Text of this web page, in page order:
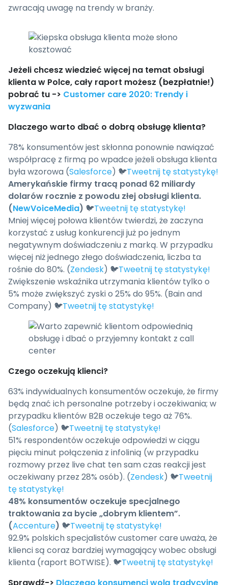
zwracają uwagę na trendy w branży.
Jeżeli chcesz wiedzieć więcej na temat obsługi
klienta w Polce, cały raport możesz (bezpłatnie!)
pobrać tu -> Customer care 2020: Trendy i
wyzwania
Dlaczego warto dbać o dobrą obsługę klienta?
78% konsumentów jest skłonna ponownie nawiązać
współpracę z firmą po wpadce jeżeli obsługa klienta
była wzorowa (Salesforce) 🐦Tweetnij tę statystykę!
Amerykańskie firmy tracą ponad 62 miliardy
dolarów rocznie z powodu złej obsługi klienta.
(NewVoiceMedia) 🐦Tweetnij tę statystykę!
Mniej więcej połowa klientów twierdzi, że zaczyna
korzystać z usług konkurencji już po jednym
negatywnym doświadczeniu z marką. W przypadku
więcej niż jednego złego doświadczenia, liczba ta
rośnie do 80%. (Zendesk) 🐦Tweetnij tę statystykę!
Zwiększenie wskaźnika utrzymania klientów tylko o
5% może zwiększyć zyski o 25% do 95%. (Bain and
Company) 🐦Tweetnij tę statystykę!
Czego oczekują klienci?
63% indywidualnych konsumentów oczekuje, że firmy
będą znać ich personalne potrzeby i oczekiwania; w
przypadku klientów B2B oczekuje tego aż 76%.
(Salesforce) 🐦Tweetnij tę statystykę!
51% respondentów oczekuje odpowiedzi w ciągu
pięciu minut połączenia z infolinią (w przypadku
rozmowy przez live chat ten sam czas reakcji jest
oczekiwany przez 28% osób). (Zendesk) 🐦Tweetnij
tę statystykę!
48% konsumentów oczekuje specjalnego
traktowania za bycie „dobrym klientem”.
(Accenture) 🐦Tweetnij tę statystykę!
92.9% polskich specjalistów customer care uważa, że
klienci są coraz bardziej wymagający wobec obsługi
klienta (raport BOTWISE). 🐦Tweetnij tę statystykę!